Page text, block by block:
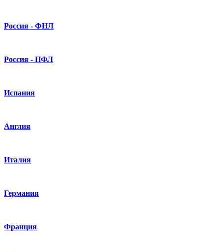
Россия - ФНЛ
Россия - ПФЛ
Испания
Англия
Италия
Германия
Франция